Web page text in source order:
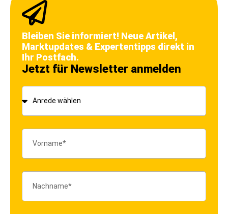
Bleiben Sie informiert! Neue Artikel,
Marktupdates & Expertentipps direkt in
Ihr Postfach.
Jetzt für Newsletter anmelden